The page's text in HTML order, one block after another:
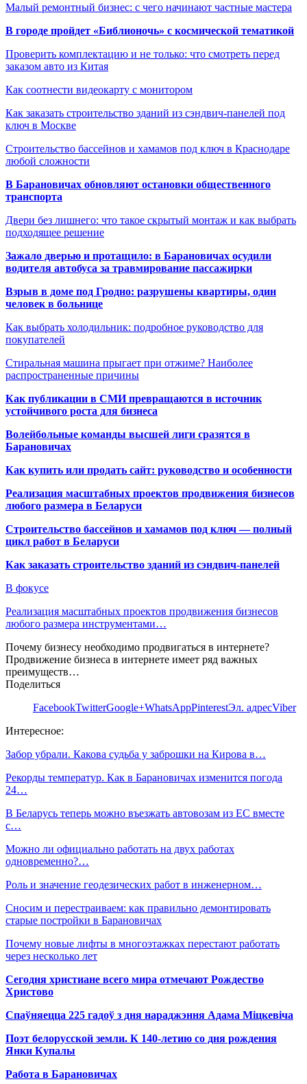
Малый ремонтный бизнес: с чего начинают частные мастера
В городе пройдет «Библионочь» с космической тематикой
Проверить комплектацию и не только: что смотреть перед
заказом авто из Китая
Как соотнести видеокарту с монитором
Как заказать строительство зданий из сэндвич-панелей под
ключ в Москве
Строительство бассейнов и хамамов под ключ в Краснодаре
любой сложности
В Барановичах обновляют остановки общественного
транспорта
Двери без лишнего: что такое скрытый монтаж и как выбрать
подходящее решение
Зажало дверью и протащило: в Барановичах осудили
водителя автобуса за травмирование пассажирки
Взрыв в доме под Гродно: разрушены квартиры, один
человек в больнице
Как выбрать холодильник: подробное руководство для
покупателей
Стиральная машина прыгает при отжиме? Наиболее
распространенные причины
Как публикации в СМИ превращаются в источник
устойчивого роста для бизнеса
Волейбольные команды высшей лиги сразятся в
Барановичах
Как купить или продать сайт: руководство и особенности
Реализация масштабных проектов продвижения бизнесов
любого размера в Беларуси
Строительство бассейнов и хамамов под ключ — полный
цикл работ в Беларуси
Как заказать строительство зданий из сэндвич-панелей
В фокусе
Реализация масштабных проектов продвижения бизнесов
любого размера инструментами…
Почему бизнесу необходимо продвигаться в интернете?
Продвижение бизнеса в интернете имеет ряд важных
преимуществ…
Поделиться
FacebookTwitterGoogle+WhatsAppPinterestЭл. адресViber
Интересное:
Забор убрали. Какова судьба у заброшки на Кирова в…
Рекорды температур. Как в Барановичах изменится погода
24…
В Беларусь теперь можно въезжать автовозам из ЕС вместе
с…
Можно ли официально работать на двух работах
одновременно?…
Роль и значение геодезических работ в инженерном…
Сносим и перестраиваем: как правильно демонтировать
старые постройки в Барановичах
Почему новые лифты в многоэтажках перестают работать
через несколько лет
Сегодня христиане всего мира отмечают Рождество
Христово
Спаўняецца 225 гадоў з дня нараджэння Адама Міцкевіча
Поэт белорусской земли. К 140-летию со дня рождения
Янки Купалы
Работа в Барановичах